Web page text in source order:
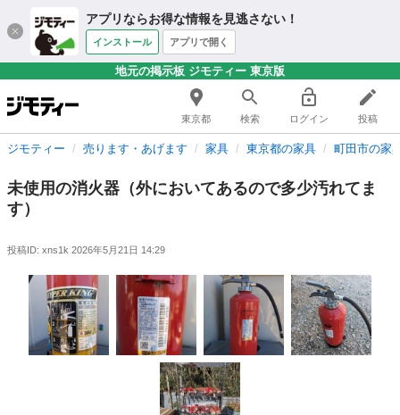
アプリならお得な情報を見逃さない！
インストール アプリで開く
地元の掲示板 ジモティー 東京版
東京都 検索 ログイン 投稿
ジモティー 売ります・あげます 家具 東京都の家具 町田市の家
未使用の消火器（外においてあるので多少汚れてま
す）
投稿ID: xns1k 2026年5月21日 14:29